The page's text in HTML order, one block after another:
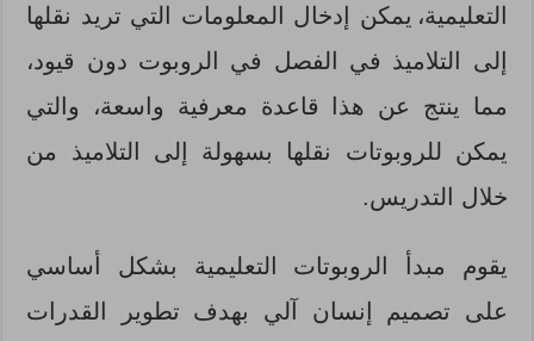
التعليمية، يمكن إدخال المعلومات التي تريد نقلها
إلى التلاميذ في الفصل في الروبوت دون قيود،
مما ينتج عن هذا قاعدة معرفية واسعة، والتي
يمكن للروبوتات نقلها بسهولة إلى التلاميذ من
خلال التدريس.
يقوم مبدأ الروبوتات التعليمية بشكل أساسي
على تصميم إنسان آلي بهدف تطوير القدرات